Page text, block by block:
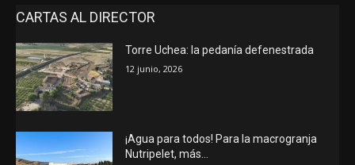
CARTAS AL DIRECTOR
Torre Uchea: la pedanía defenestrada
12 junio, 2026
¡Agua para todos! Para la macrogranja
Nutripelet, más…